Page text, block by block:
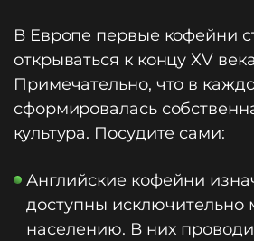
В Европе первые кофейни
открываться к концу XV
Примечательно, что в
сформировалась
культура. Посудите сами:
Английские кофейни
доступны исключительно
населению. В них